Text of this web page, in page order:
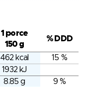
1 porce
150 g
% DDD
462 kcal
15 %
1932 kJ
8.85 g
9 %